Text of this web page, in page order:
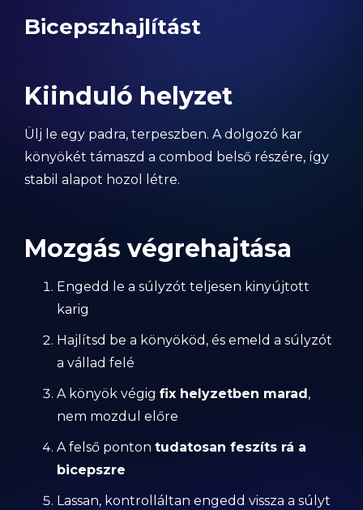
Bicepszhajlítást
Kiinduló helyzet
Ülj le egy padra, terpeszben. A dolgozó kar
könyökét támaszd a combod belső részére, így
stabil alapot hozol létre.
Mozgás végrehajtása
Engedd le a súlyzót teljesen kinyújtott
karig
Hajlítsd be a könyököd, és emeld a súlyzót
a vállad felé
A könyök végig fix helyzetben marad,
nem mozdul előre
A felső ponton tudatosan feszíts rá a
bicepszre
Lassan, kontrolláltan engedd vissza a súlyt